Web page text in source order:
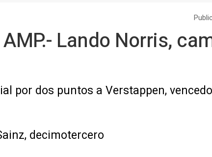
Lando Norris,
por dos puntos a Verstappen,
decimotercero